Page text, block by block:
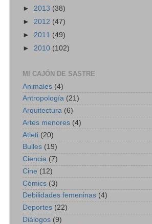
► 2013 (38)
► 2012 (47)
► 2011 (49)
► 2010 (102)
MI CAJÓN DE SASTRE
Animales (4)
Antropología (21)
Arquitectura (6)
Artes menores (4)
Atleti (20)
Bulles (19)
Ciencia (7)
Cine (12)
Cómics (3)
Debilidades femeninas (4)
Deportes (22)
Diálogos (9)